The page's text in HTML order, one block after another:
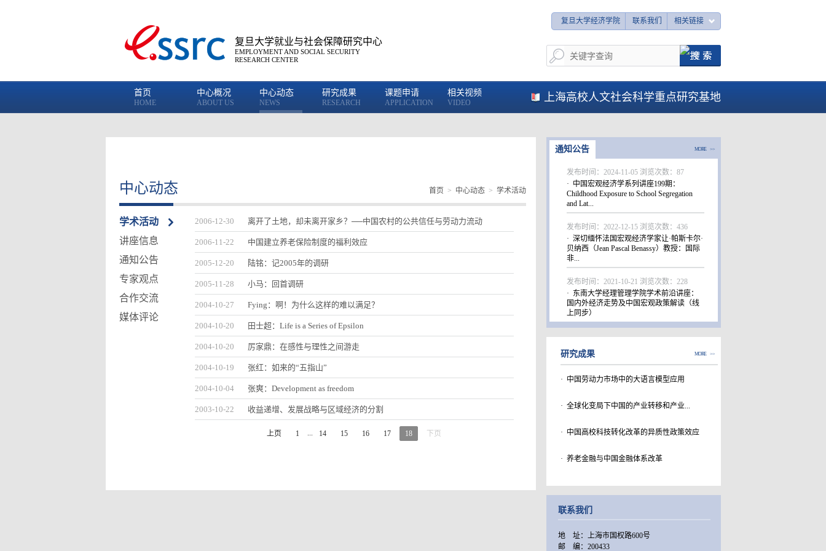
复旦大学经济学院 联系我们 相关链接
复旦大学就业与社会保障研究中心
EMPLOYMENT AND SOCIAL SECURITY
RESEARCH CENTER
上海高校人文社会科学重点研究基地
首页
HOME
中心概况
ABOUT US
中心动态
NEWS
研究成果
RESEARCH
课题申请
APPLICATION
相关视频
VIDEO
首页 > 中心动态> 学术活动
中心动态
学术活动
讲座信息
通知公告
专家观点
合作交流
媒体评论
2006-12-30 离开了土地，却未离开家乡？──中国农村的公共信任与劳动力流动
2006-11-22 中国建立养老保险制度的福利效应
2005-12-20 陆铭：记2005年的调研
2005-11-28 小马：回首调研
2004-10-27 Fying：啊！为什么这样的难以满足？
2004-10-20 田士超：Life is a Series of Epsilon
2004-10-20 厉家鼎：在感性与理性之间游走
2004-10-19 张红：如来的“五指山”
2004-10-04 张爽：Development as freedom
2003-10-22 收益递增、发展战略与区域经济的分割
上页 1 14 15 16 17 18 下页
MORE >>
通知公告
发布时间：2024-11-05 浏览次数： 87
· 中国宏观经济学系列讲座199期：
Childhood Exposure to School Segregation
and Lat...
发布时间：2022-12-15 浏览次数： 436
· 深切缅怀法国宏观经济学家让·帕斯卡尔·
贝纳西（Jean Pascal Benassy）教授：国际
非...
发布时间：2021-10-21 浏览次数： 228
· 东南大学经理管理学院学术前沿讲座：
国内外经济走势及中国宏观政策解读（线
上同步）
MORE >>
研究成果
· 中国劳动力市场中的大语言模型应用
· 全球化变局下中国的产业转移和产业...
· 中国高校科技转化改革的异质性政策效应
· 养老金融与中国金融体系改革
联系我们
地 址：上海市国权路600号
邮 编：200433